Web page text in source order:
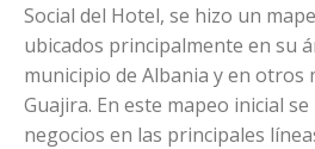
Social del Hotel, se hizo un
ubicados principalmente en su
municipio de Albania y en otros
Guajira. En este mapeo inicial
negocios en las principales